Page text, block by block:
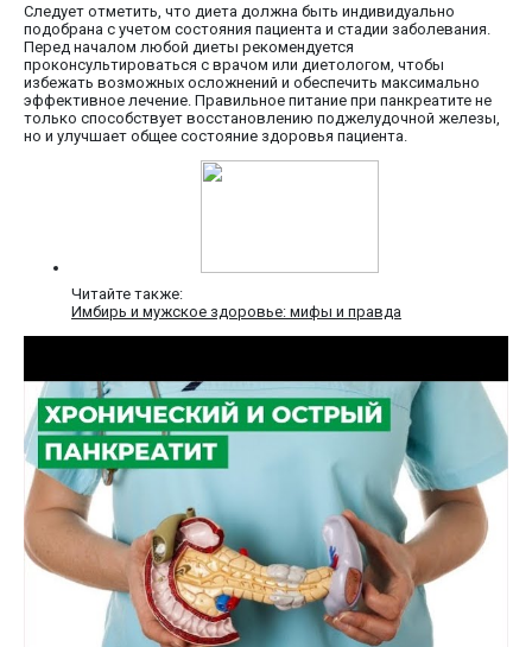
Следует отметить, что диета должна быть индивидуально
подобрана с учетом состояния пациента и стадии заболевания.
Перед началом любой диеты рекомендуется
проконсультироваться с врачом или диетологом, чтобы
избежать возможных осложнений и обеспечить максимально
эффективное лечение. Правильное питание при панкреатите не
только способствует восстановлению поджелудочной железы,
но и улучшает общее состояние здоровья пациента.
Читайте также:
Имбирь и мужское здоровье: мифы и правда